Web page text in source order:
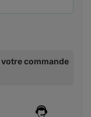
votre